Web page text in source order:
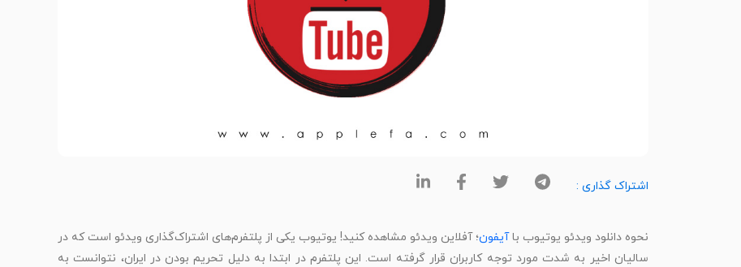
اشتراک گذاری :
نحوه دانلود ویدئو یوتیوب باآیفون؛ آفلاین ویدئو مشاهده کنید! یوتیوب یکی از پلتفرم‌های اشتراک‌گذاری ویدئو است که در
سالیان اخیر به شدت مورد توجه کاربران قرار گرفته است. این پلتفرم در ابتدا به دلیل تحریم بودن در ایران، نتوانست به